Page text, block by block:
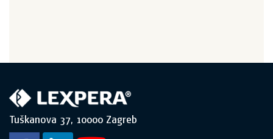
Tuškanova 37, 10000 Zagreb